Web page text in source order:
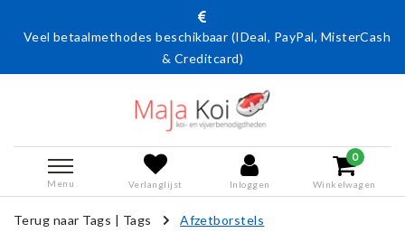
Veel betaalmethodes beschikbaar (IDeal, PayPal, MisterCash
& Creditcard)
Menu Verlanglijst Inloggen
0
Winkelwagen
Terug naar Tags | Tags Afzetborstels